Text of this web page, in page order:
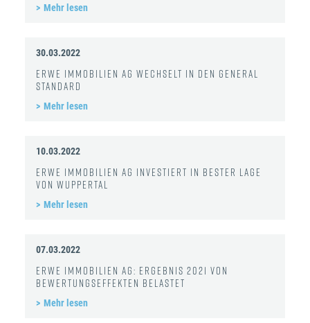
Mehr lesen
30.03.2022
ERWE Immobilien AG wechselt in den General
Standard
Mehr lesen
10.03.2022
ERWE Immobilien AG investiert in bester Lage
von Wuppertal
Mehr lesen
07.03.2022
ERWE Immobilien AG: Ergebnis 2021 von
Bewertungseffekten belastet
Mehr lesen